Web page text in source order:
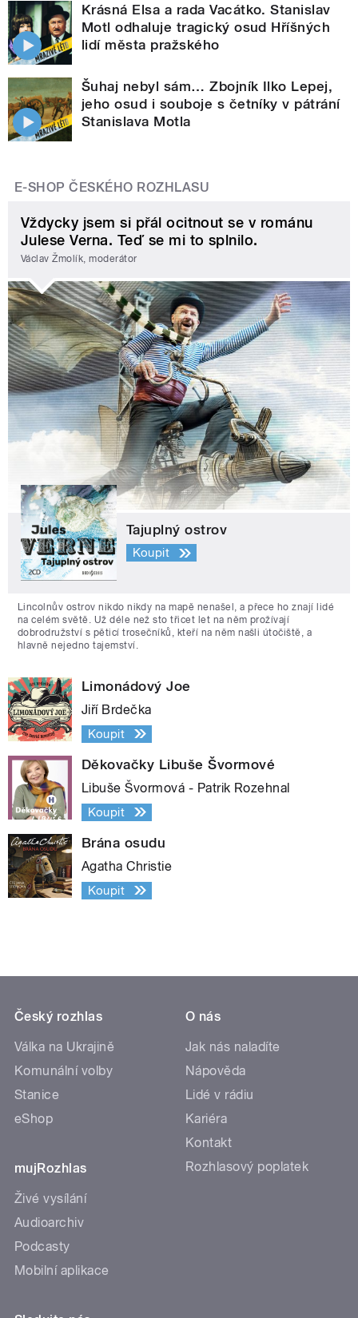
Krásná Elsa a rada Vacátko. Stanislav
Motl odhaluje tragický osud Hříšných
lidí města pražského
Šuhaj nebyl sám… Zbojník Ilko Lepej,
jeho osud i souboje s četníky v pátrání
Stanislava Motla
E-SHOP ČESKÉHO ROZHLASU
Vždycky jsem si přál ocitnout se v románu
Julese Verna. Teď se mi to splnilo.
Václav Žmolík, moderátor
Tajuplný ostrov
Koupit
Lincolnův ostrov nikdo nikdy na mapě nenašel, a přece ho znají lidé
na celém světě. Už déle než sto třicet let na něm prožívají
dobrodružství s pěticí trosečníků, kteří na něm našli útočiště, a
hlavně nejedno tajemství.
Limonádový Joe
Jiří Brdečka
Koupit
Děkovačky Libuše Švormové
Libuše Švormová - Patrik Rozehnal
Koupit
Brána osudu
Agatha Christie
Koupit
Český rozhlas
Válka na Ukrajině
Komunální volby
Stanice
eShop
mujRozhlas
Živé vysílání
Audioarchiv
Podcasty
Mobilní aplikace
O nás
Jak nás naladíte
Nápověda
Lidé v rádiu
Kariéra
Kontakt
Rozhlasový poplatek